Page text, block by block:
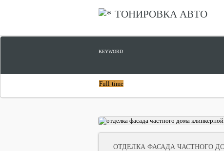
ТОНИРОВКА АВТО
KEYWORD
Full-time
ОТДЕЛКА ФАСАДА ЧАСТНОГО